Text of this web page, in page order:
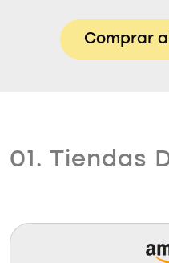
Comprar
01. Tiendas